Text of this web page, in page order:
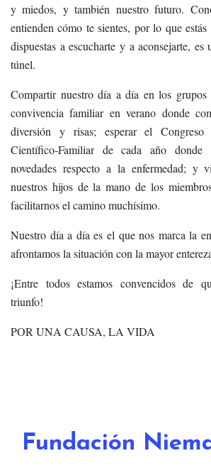
y miedos, y también nuestro futuro.
entienden cómo te sientes, por lo que
dispuestas a escucharte y a aconsejarte,
túnel.
Compartir nuestro día a día en los grupos
convivencia familiar en verano donde
diversión y risas; esperar el Congreso
Científico-Familiar de cada año donde
novedades respecto a la enfermedad;
nuestros hijos de la mano de los
facilitarnos el camino muchísimo.
Nuestro día a día es el que nos marca la
afrontamos la situación con la mayor
¡Entre todos estamos convencidos de
triunfo!
POR UNA CAUSA, LA VIDA
Fundación